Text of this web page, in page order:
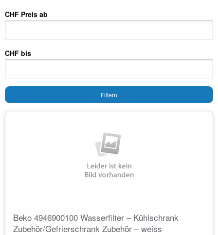
CHF Preis ab
CHF bis
Filtern
Beko 4946900100 Wasserfilter – Kühlschrank
Zubehör/Gefrierschrank Zubehör – weiss